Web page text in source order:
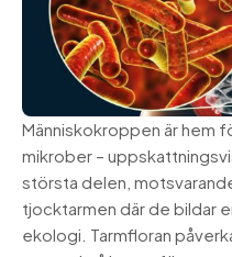
Människokroppen är hem
mikrober –
största delen,
tjocktarmen där de bildar
ekologi. Tarmfloran